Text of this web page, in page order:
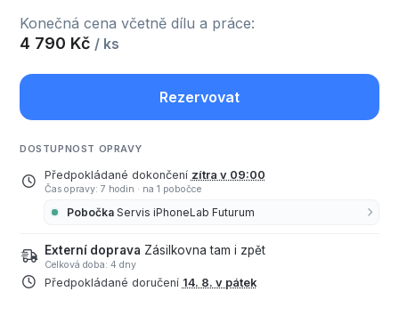
Konečná cena včetně dílu a práce:
4 790 Kč / ks
Rezervovat
DOSTUPNOST OPRAVY
Předpokládané dokončení zítra v 09:00
Čas opravy: 7 hodin · na 1 pobočce
Pobočka Servis iPhoneLab Futurum
Externí doprava Zásilkovna tam i zpět
Celková doba: 4 dny
Předpokládané doručení 14. 8. v pátek